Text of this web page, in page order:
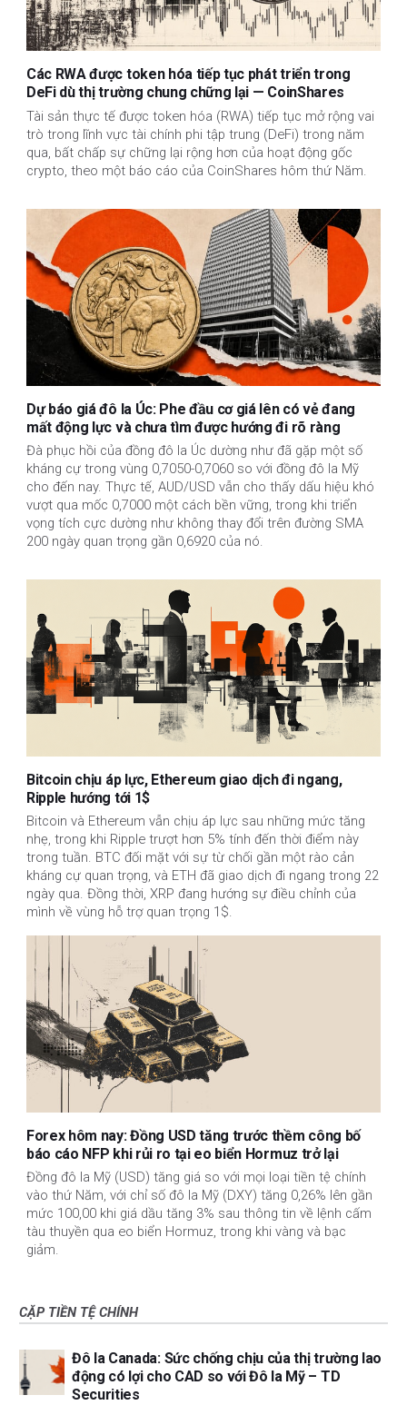
Các RWA được token hóa tiếp tục phát triển trong
DeFi dù thị trường chung chững lại — CoinShares
Tài sản thực tế được token hóa (RWA) tiếp tục mở rộng vai
trò trong lĩnh vực tài chính phi tập trung (DeFi) trong năm
qua, bất chấp sự chững lại rộng hơn của hoạt động gốc
crypto, theo một báo cáo của CoinShares hôm thứ Năm.
Dự báo giá đô la Úc: Phe đầu cơ giá lên có vẻ đang
mất động lực và chưa tìm được hướng đi rõ ràng
Đà phục hồi của đồng đô la Úc dường như đã gặp một số
kháng cự trong vùng 0,7050-0,7060 so với đồng đô la Mỹ
cho đến nay. Thực tế, AUD/USD vẫn cho thấy dấu hiệu khó
vượt qua mốc 0,7000 một cách bền vững, trong khi triển
vọng tích cực dường như không thay đổi trên đường SMA
200 ngày quan trọng gần 0,6920 của nó.
Bitcoin chịu áp lực, Ethereum giao dịch đi ngang,
Ripple hướng tới 1$
Bitcoin và Ethereum vẫn chịu áp lực sau những mức tăng
nhẹ, trong khi Ripple trượt hơn 5% tính đến thời điểm này
trong tuần. BTC đối mặt với sự từ chối gần một rào cản
kháng cự quan trọng, và ETH đã giao dịch đi ngang trong 22
ngày qua. Đồng thời, XRP đang hướng sự điều chỉnh của
mình về vùng hỗ trợ quan trọng 1$.
Forex hôm nay: Đồng USD tăng trước thềm công bố
báo cáo NFP khi rủi ro tại eo biển Hormuz trở lại
Đồng đô la Mỹ (USD) tăng giá so với mọi loại tiền tệ chính
vào thứ Năm, với chỉ số đô la Mỹ (DXY) tăng 0,26% lên gần
mức 100,00 khi giá dầu tăng 3% sau thông tin về lệnh cấm
tàu ​​thuyền qua eo biển Hormuz, trong khi vàng và bạc
giảm.
CẶP TIỀN TỆ CHÍNH
Đô la Canada: Sức chống chịu của thị trường lao
động có lợi cho CAD so với Đô la Mỹ – TD
Securities